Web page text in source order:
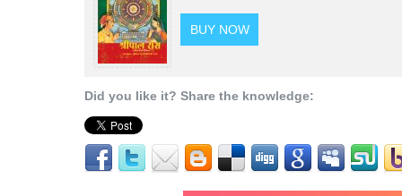
BUY NOW
Did you like it? Share the knowledge: